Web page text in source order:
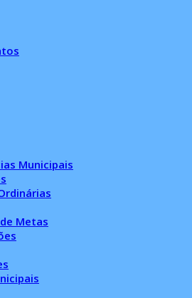
Municipais
Metas